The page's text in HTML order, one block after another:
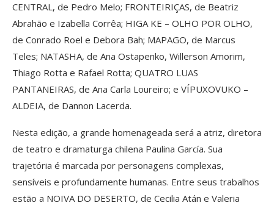
CENTRAL, de Pedro Melo; FRONTEIRIÇAS, de Beatriz
Abrahão e Izabella Corrêa; HIGA KE – OLHO POR OLHO,
de Conrado Roel e Debora Bah; MAPAGO, de Marcus
Teles; NATASHA, de Ana Ostapenko, Willerson Amorim,
Thiago Rotta e Rafael Rotta; QUATRO LUAS
PANTANEIRAS, de Ana Carla Loureiro; e VÍPUXOVUKO –
ALDEIA, de Dannon Lacerda.
Nesta edição, a grande homenageada será a atriz, diretora
de teatro e dramaturga chilena Paulina García. Sua
trajetória é marcada por personagens complexas,
sensíveis e profundamente humanas. Entre seus trabalhos
estão a NOIVA DO DESERTO, de Cecilia Atán e Valeria